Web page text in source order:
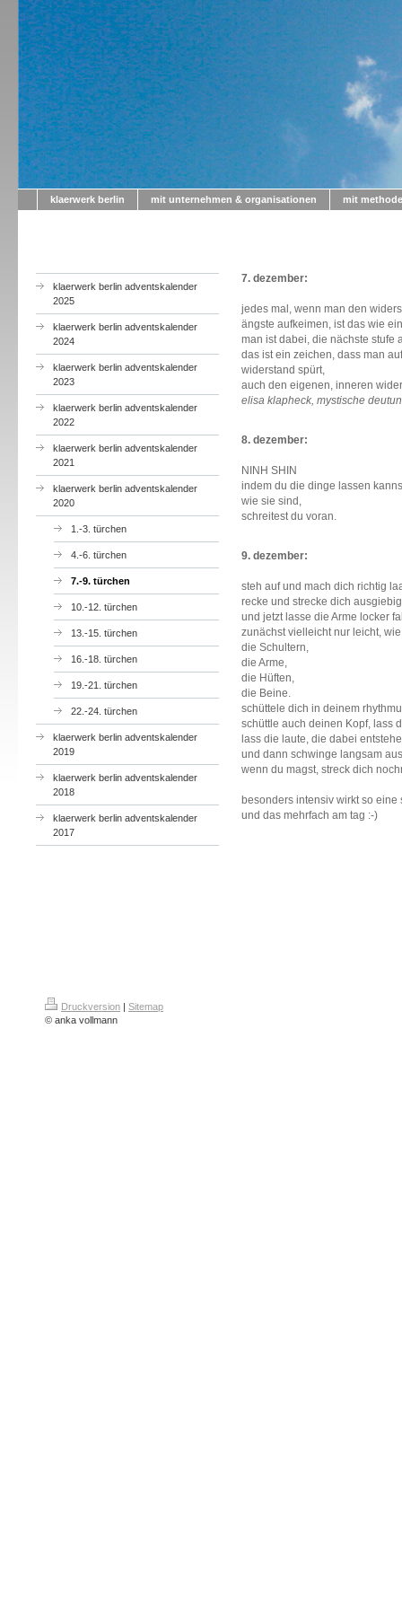
klaerwerk berlin mit unternehmen & organisationen mit methode
klaerwerk berlin adventskalender
2025
klaerwerk berlin adventskalender
2024
klaerwerk berlin adventskalender
2023
klaerwerk berlin adventskalender
2022
klaerwerk berlin adventskalender
2021
klaerwerk berlin adventskalender
2020
1.-3. türchen
4.-6. türchen
7.-9. türchen
10.-12. türchen
13.-15. türchen
16.-18. türchen
19.-21. türchen
22.-24. türchen
klaerwerk berlin adventskalender
2019
klaerwerk berlin adventskalender
2018
klaerwerk berlin adventskalender
2017
7. dezember:
jedes mal, wenn man den
ängste aufkeimen, ist das wie
man ist dabei, die nächste stufe
das ist ein zeichen, dass man
widerstand spürt,
auch den eigenen, inneren
elisa klapheck, mystische
8. dezember:
NINH SHIN
indem du die dinge lassen
wie sie sind,
schreitest du voran.
9. dezember:
steh auf und mach dich richtig
recke und strecke dich
und jetzt lasse die Arme locker
zunächst vielleicht nur leicht,
die Schultern,
die Arme,
die Hüften,
die Beine.
schüttele dich in deinem
schüttle auch deinen Kopf, lass
lass die laute, die dabei
und dann schwinge langsam
wenn du magst, streck dich
besonders intensiv wirkt so
und das mehrfach am tag :-)
Druckversion | Sitemap
© anka vollmann